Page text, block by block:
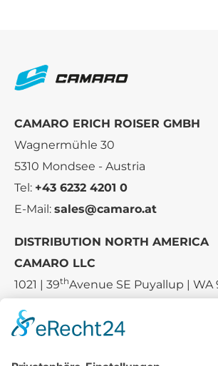
CAMARO ERICH ROISER GMBH
Wagnermühle 30
5310 Mondsee - Austria
Tel: +43 6232 4201 0
E-Mail: sales@camaro.at
DISTRIBUTION NORTH AMERICA
CAMARO LLC
1021 | 39thAvenue SE Puyallup | WA
Tel.:+1 253-867-57 35